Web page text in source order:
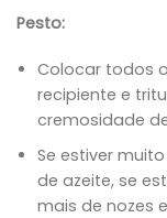
Pesto:
Colocar todos
recipiente e
cremosidade
Se estiver
de azeite, se
mais de nozes